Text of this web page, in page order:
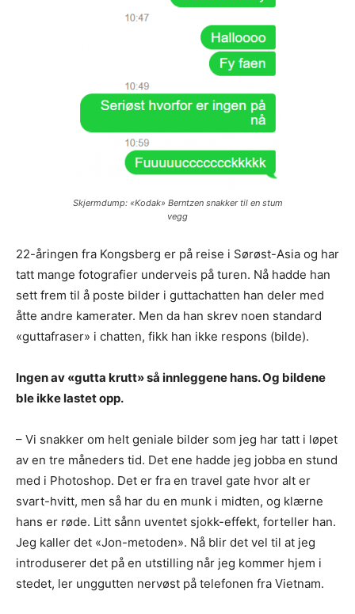
Skjermdump: «Kodak» Berntzen snakker til en stum
vegg
22-åringen fra Kongsberg er på reise i Sørøst-Asia og har
tatt mange fotografier underveis på turen. Nå hadde han
sett frem til å poste bilder i guttachatten han deler med
åtte andre kamerater. Men da han skrev noen standard
«guttafraser» i chatten, fikk han ikke respons (bilde).
Ingen av «gutta krutt» så innleggene hans. Og bildene
ble ikke lastet opp.
– Vi snakker om helt geniale bilder som jeg har tatt i løpet
av en tre måneders tid. Det ene hadde jeg jobba en stund
med i Photoshop. Det er fra en travel gate hvor alt er
svart-hvitt, men så har du en munk i midten, og klærne
hans er røde. Litt sånn uventet sjokk-effekt, forteller han.
Jeg kaller det «Jon-metoden». Nå blir det vel til at jeg
introduserer det på en utstilling når jeg kommer hjem i
stedet, ler unggutten nervøst på telefonen fra Vietnam.